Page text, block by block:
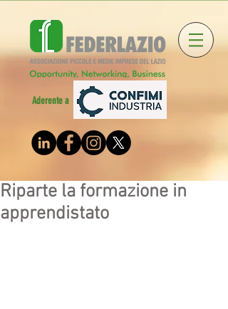
Aderente a
Riparte la formazione in
apprendistato